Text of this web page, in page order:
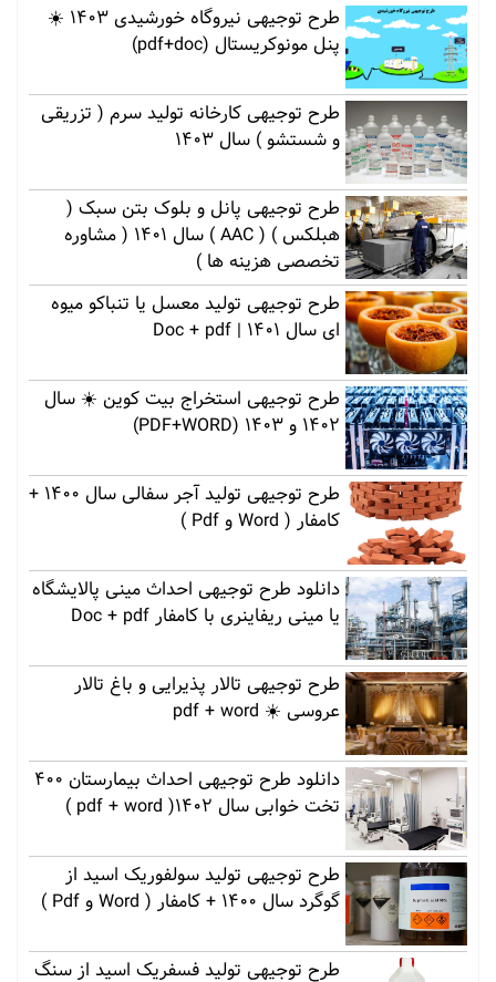
طرح توجیهی نیروگاه خورشیدی 1403 ☀️
پنل مونوکریستال (pdf+doc)
طرح توجیهی کارخانه تولید سرم ( تزریقی
و شستشو ) سال 1403
طرح توجیهی پانل و بلوک بتن سبک (
هبلکس ) ( AAC ) سال 1401 ( مشاوره
تخصصی هزینه ها )
طرح توجیهی تولید معسل یا تنباکو میوه
ای سال 1401 | Doc + pdf
طرح توجیهی استخراج بیت کوین ☀️ سال
1402 و 1403 (PDF+WORD)
طرح توجیهی تولید آجر سفالی سال 1400 +
کامفار ( Word و Pdf )
دانلود طرح توجیهی احداث مینی پالایشگاه
یا مینی ریفاینری با کامفار Doc + pdf
طرح توجیهی تالار پذیرایی و باغ تالار
عروسی ☀️ pdf + word
دانلود طرح توجیهی احداث بیمارستان 400
تخت خوابی سال 1402( pdf + word )
طرح توجیهی تولید سولفوریک اسید از
گوگرد سال 1400 + کامفار ( Word و Pdf )
طرح توجیهی تولید فسفریک اسید از سنگ